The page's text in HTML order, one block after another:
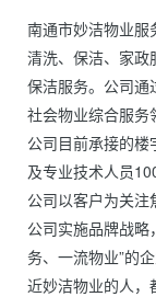
南通市妙洁物业服
清洗、保洁、家政
保洁服务。公司
社会物业综合服务
公司目前承接的
及专业技术人员
公司以客户为关
公司实施品牌战略
务、一流物业”的
近妙洁物业的人，